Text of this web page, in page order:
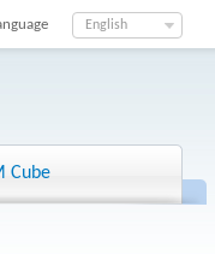
English
Cube